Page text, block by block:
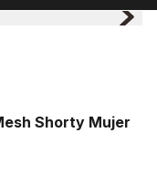
Shorty Mujer